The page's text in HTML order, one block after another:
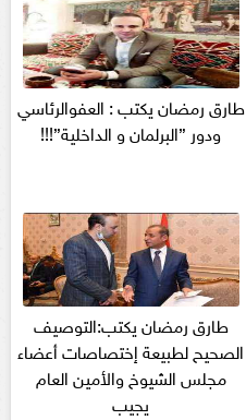
طارق رمضان يكتب : العفوالرئاسي
ودور ”البرلمان و الداخلية”!!!
طارق رمضان يكتب:التوصيف
الصحيح لطبيعة إختصاصات أعضاء
مجلس الشيوخ والأمين العام
يجيب